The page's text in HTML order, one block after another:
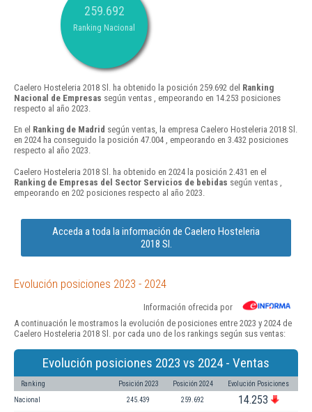
259.692
Ranking Nacional
Caelero Hosteleria 2018 Sl. ha obtenido la posición 259.692 del Ranking
Nacional de Empresas según ventas , empeorando en 14.253 posiciones
respecto al año 2023.
En el Ranking de Madrid según ventas, la empresa Caelero Hosteleria 2018 Sl.
en 2024 ha conseguido la posición 47.004 , empeorando en 3.432 posiciones
respecto al año 2023.
Caelero Hosteleria 2018 Sl. ha obtenido en 2024 la posición 2.431 en el
Ranking de Empresas del Sector Servicios de bebidas según ventas ,
empeorando en 202 posiciones respecto al año 2023.
Acceda a toda la información de Caelero Hosteleria
2018 Sl.
Evolución posiciones 2023 - 2024
Información ofrecida por
A continuación le mostramos la evolución de posiciones entre 2023 y 2024 de
Caelero Hosteleria 2018 Sl. por cada uno de los rankings según sus ventas:
Evolución posiciones 2023 vs 2024 - Ventas
Ranking Posición 2023 Posición 2024 Evolución Posiciones
Nacional 245.439 259.692 14.253